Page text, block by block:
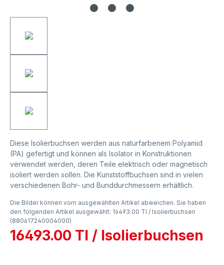
Diese Isolierbuchsen werden aus naturfarbenem Polyamid
(PA) gefertigt und können als Isolator in Konstruktionen
verwendet werden, deren Teile elektrisch oder magnetisch
isoliert werden sollen. Die Kunststoffbuchsen sind in vielen
verschiedenen Bohr- und Bunddurchmessern erhältlich.
Die Bilder können vom ausgewählten Artikel abweichen. Sie haben
den folgenden Artikel ausgewählt: 16493.00 TI / Isolierbuchsen
(880617240004000)
16493.00 TI / Isolierbuchsen